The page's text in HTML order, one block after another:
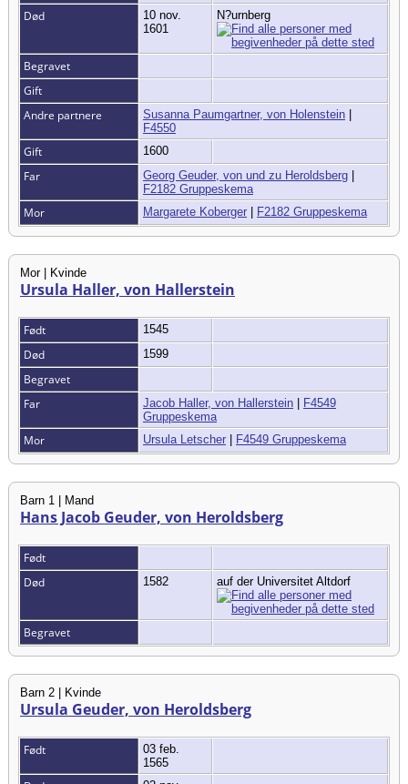
Død
10 nov.
1601
N?urnberg
Begravet
Gift
Andre partnere
Susanna Paumgartner, von Holenstein |
F4550
Gift 1600
Far Georg Geuder, von und zu Heroldsberg |
F2182 Gruppeskema
Mor Margarete Koberger | F2182 Gruppeskema
Mor | Kvinde
Ursula Haller, von Hallerstein
Født 1545
Død 1599
Begravet
Far
Jacob Haller, von Hallerstein | F4549
Gruppeskema
Mor Ursula Letscher | F4549 Gruppeskema
Barn 1 | Mand
Hans Jacob Geuder, von Heroldsberg
Født
Død
1582 auf der Universitet Altdorf
Begravet
Barn 2 | Kvinde
Ursula Geuder, von Heroldsberg
Født
03 feb.
1565